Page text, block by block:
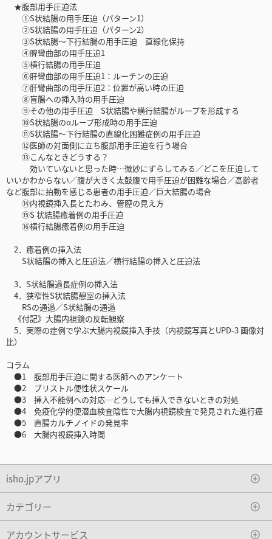
★腹部用手圧迫法
①S状結腸の用手圧迫（パターン1）
②S状結腸の用手圧迫（パターン2）
③S状結腸～下行結腸の用手圧迫 直線化保持
④脾彎曲部の用手圧迫1
⑤横行結腸の用手圧迫
⑥肝彎曲部の用手圧迫1：ルーチンの圧迫
⑦肝彎曲部の用手圧迫2：位置が高い時の圧迫
⑧盲腸への挿入時の用手圧迫
⑨その他の用手圧迫 S状結腸や横行結腸がループを形成する
⑩S状結腸のαループ形成時の用手圧迫
⑪S状結腸～下行結腸の直線化困難症例の用手圧迫
⑫医師の対面側に立ち腹部用手圧迫を行う場合
⑬こんなときどうする？
効いていないと思った時…微妙にずらしてみる／どこを圧迫して
いいかわからない／腹が大きく太鼓腹で用手圧迫が困難な場合／高齢者
など腹部に拍動を感じる患者の用手圧迫／巨大結腸の場合
⑭内視鏡挿入長とたわみ、管腔の見え方
⑮S 状結腸癒着例の用手圧迫
⑯横行結腸癒着例の用手圧迫
2．癒着例の挿入法
S状結腸の挿入と圧迫法／横行結腸の挿入と圧迫法
3．S状結腸過長症例の挿入法
4．狭窄性S状結腸憩室の挿入法
RSの通過／S状結腸の通過
《付記》大腸内視鏡の反転観察
5．実際の症例で学ぶ大腸内視鏡挿入手技（内視鏡写真とUPD-3 画像対
比）
コラム
●1 腹部用手圧迫に関する医師へのアンケート
●2 ブリストル便性状スケール
●3 挿入不能例への対応─どうしても挿入できないときの対処
●4 免疫化学的便潜血検査陰性で大腸内視鏡検査で発見された進行癌
●5 直腸カルチノイドの発見率
●6 大腸内視鏡挿入時間
isho.jpアプリ
カテゴリー
アカウントサービス